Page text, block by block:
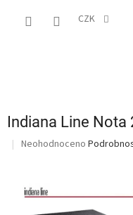
CZK
Indiana Line Nota
Průměrné
0,0
Neohodnoceno